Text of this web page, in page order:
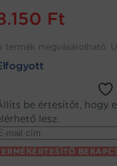
Ft
termék megvásárolható:
be értesítőt, hogy
lesz.